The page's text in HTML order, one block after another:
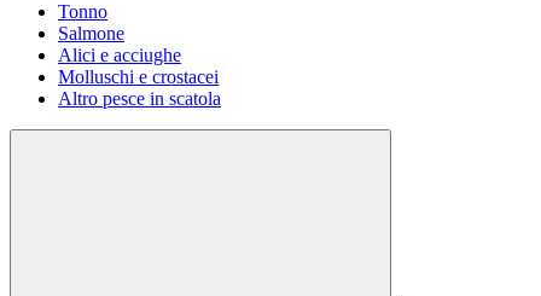
Tonno
Salmone
Alici e acciughe
Molluschi e crostacei
Altro pesce in scatola